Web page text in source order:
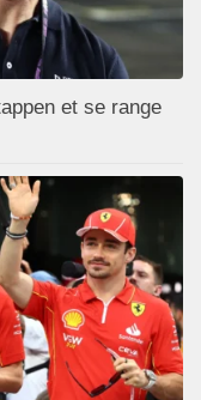
et se range